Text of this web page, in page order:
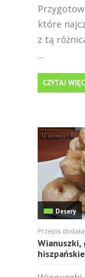
które
z tą
...
CZYTAJ
Desery
Przepis dodała
Wianuszki,
hiszpańskie